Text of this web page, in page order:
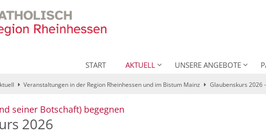
START AKTUELL UNSERE ANGEBOTE
Veranstaltungen in der Region Rheinhessen und im Bistum Mainz Glaubenskurs 2026
seiner Botschaft) begegnen
2026